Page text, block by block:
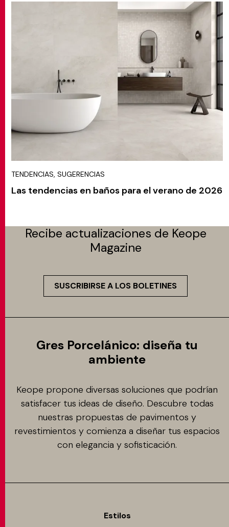
TENDENCIAS, SUGERENCIAS
Las tendencias en baños para el verano de 2026
Recibe actualizaciones de Keope
Magazine
SUSCRIBIRSE A LOS BOLETINES
Gres Porcelánico: diseña tu
ambiente
Keope propone diversas soluciones que podrían
satisfacer tus ideas de diseño. Descubre todas
nuestras propuestas de pavimentos y
revestimientos y comienza a diseñar tus espacios
con elegancia y sofisticación.
Estilos